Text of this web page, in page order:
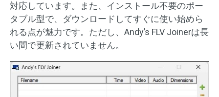
対応しています。また、インストール不要のポー
タブル型で、ダウンロードしてすぐに使い始めら
れる点が魅力です。ただし、Andy’s FLV Joinerは長
い間で更新されていません。